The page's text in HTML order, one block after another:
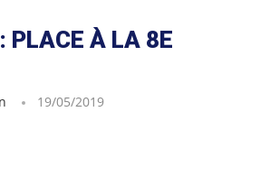
PLACE À LA 8E
19/05/2019